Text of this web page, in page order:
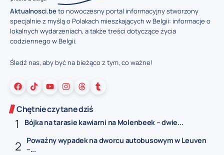
Aktualnosci.beto nowoczesny portal informacyjny stworzony
specjalnie z myślą o Polakach mieszkających w Belgii: informacje o
lokalnych wydarzeniach, a także treści dotyczące życia
codziennego w Belgii.
Śledź nas, aby być na bieżąco z tym, co ważne!
Chętnie czytane dziś
Bójka na tarasie kawiarni na Molenbeek – dwie...
Poważny wypadek na dworcu autobusowym w Leuven
–...